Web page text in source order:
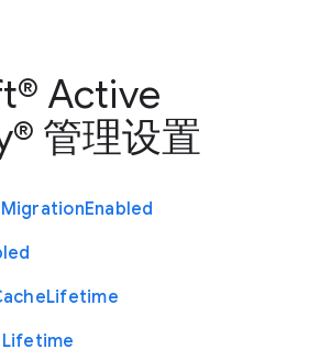
Active
管理设置
MigrationEnabled
Lifetime
Lifetime